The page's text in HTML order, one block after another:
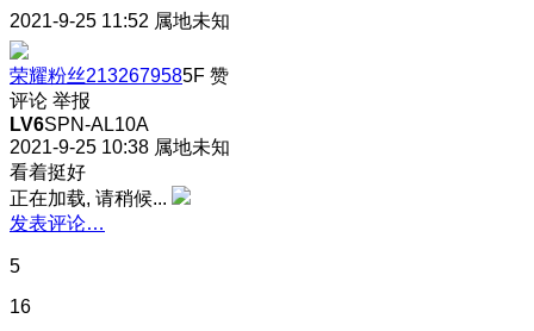
2021-9-25 11:52 属地未知
荣耀粉丝2132679585F 赞
评论 举报
LV6SPN-AL10A
2021-9-25 10:38 属地未知
看着挺好
正在加载, 请稍候...
发表评论…
5
16